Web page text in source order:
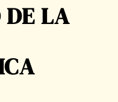
DE LA